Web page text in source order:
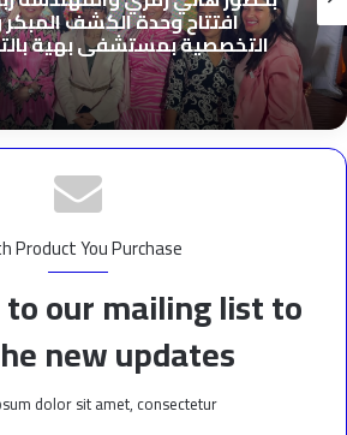
افتتاح وحدة الكشف المبكر
التخصصية بمستشفى بهية
Product You Purchase
our mailing list to
new updates!
dolor sit amet, consectetur.